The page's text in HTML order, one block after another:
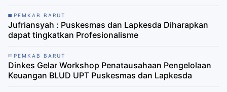
PEMKAB BARUT
Jufriansyah : Puskesmas dan Lapkesda Diharapkan
dapat tingkatkan Profesionalisme
PEMKAB BARUT
Dinkes Gelar Workshop Penatausahaan Pengelolaan
Keuangan BLUD UPT Puskesmas dan Lapkesda